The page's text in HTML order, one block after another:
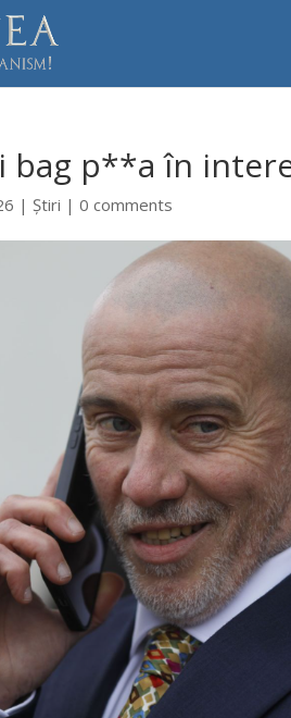
bag p**a în
|Știri |0 comments